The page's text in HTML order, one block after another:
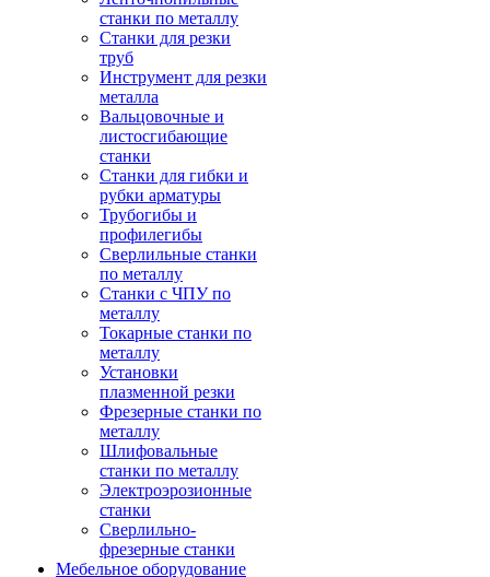
станки по металлу
Станки для резки
труб
Инструмент для резки
металла
Вальцовочные и
листосгибающие
станки
Станки для гибки и
рубки арматуры
Трубогибы и
профилегибы
Сверлильные станки
по металлу
Станки с ЧПУ по
металлу
Токарные станки по
металлу
Установки
плазменной резки
Фрезерные станки по
металлу
Шлифовальные
станки по металлу
Электроэрозионные
станки
Сверлильно-
фрезерные станки
Мебельное оборудование